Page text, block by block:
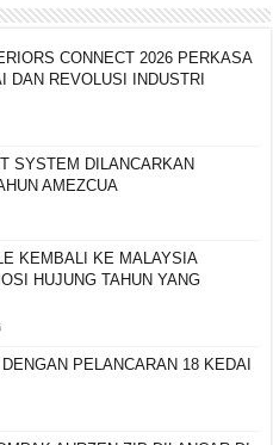
CONNECT 2026 PERKASA
DAN REVOLUSI INDUSTRI
SYSTEM DILANCARKAN
AMEZCUA
KEMBALI KE MALAYSIA
HUJUNG TAHUN YANG
PELANCARAN 18 KEDAI